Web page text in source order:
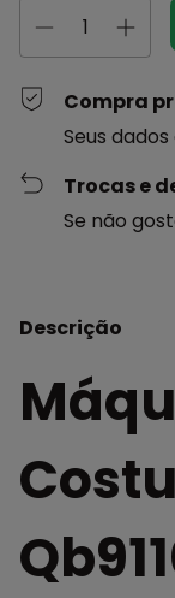
Compra
Seus
Trocas e
Se não
Descrição